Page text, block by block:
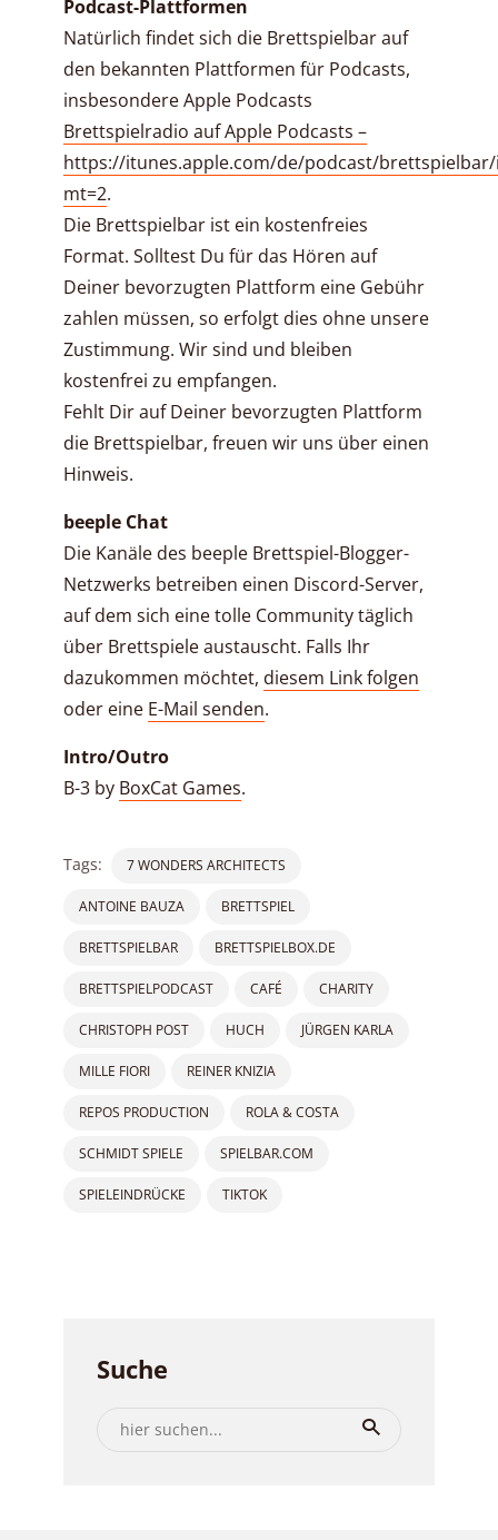
Podcast-Plattformen
Natürlich findet sich die Brettspielbar auf
den bekannten Plattformen für Podcasts,
insbesondere Apple Podcasts
Brettspielradio auf Apple Podcasts –
https://itunes.apple.com/de/podcast/brettspielbar/
mt=2.
Die Brettspielbar ist ein kostenfreies
Format. Solltest Du für das Hören auf
Deiner bevorzugten Plattform eine Gebühr
zahlen müssen, so erfolgt dies ohne unsere
Zustimmung. Wir sind und bleiben
kostenfrei zu empfangen.
Fehlt Dir auf Deiner bevorzugten Plattform
die Brettspielbar, freuen wir uns über einen
Hinweis.
beeple Chat
Die Kanäle des beeple Brettspiel-Blogger-
Netzwerks betreiben einen Discord-Server,
auf dem sich eine tolle Community täglich
über Brettspiele austauscht. Falls Ihr
dazukommen möchtet, diesem Link folgen
oder eine E-Mail senden.
Intro/Outro
B-3 by BoxCat Games.
Tags: 7 WONDERS ARCHITECTS
ANTOINE BAUZA BRETTSPIEL
BRETTSPIELBAR BRETTSPIELBOX.DE
BRETTSPIELPODCAST CAFÉ CHARITY
CHRISTOPH POST HUCH JÜRGEN KARLA
MILLE FIORI REINER KNIZIA
REPOS PRODUCTION ROLA & COSTA
SCHMIDT SPIELE SPIELBAR.COM
SPIELEINDRÜCKE TIKTOK
Suche